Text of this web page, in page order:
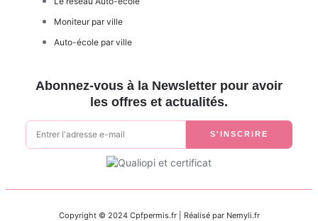
Moniteur par ville
Auto-école par ville
Abonnez-vous à la Newsletter pour avoir
les offres et actualités.
S'INSCRIRE
Copyright © 2024 Cpfpermis.fr | Réalisé par Nemyli.fr